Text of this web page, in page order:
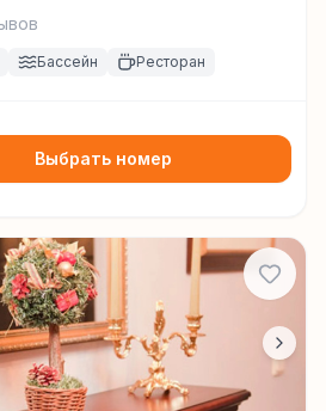
Бассейн Ресторан
Выбрать номер